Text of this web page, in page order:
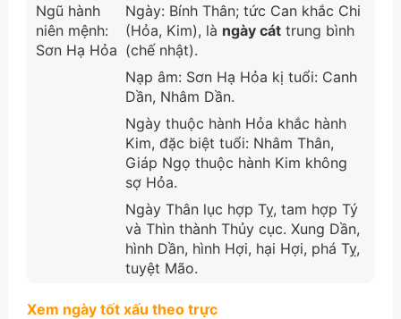
Ngũ hành
niên mệnh:
Sơn Hạ Hỏa
Ngày: Bính Thân; tức Can khắc Chi
(Hỏa, Kim), là ngày cáttrung bình
(chế nhật).
Nạp âm: Sơn Hạ Hỏa kị tuổi: Canh
Dần, Nhâm Dần.
Ngày thuộc hành Hỏa khắc hành
Kim, đặc biệt tuổi: Nhâm Thân,
Giáp Ngọ thuộc hành Kim không
sợ Hỏa.
Ngày Thân lục hợp Tỵ, tam hợp Tý
và Thìn thành Thủy cục. Xung Dần,
hình Dần, hình Hợi, hại Hợi, phá Tỵ,
tuyệt Mão.
Xem ngày tốt xấu theo trực